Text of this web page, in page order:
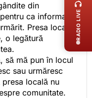
din
ca informația
Presa locală
o legătură
să mă pun în locul
sau urmăresc
locală nu
comunitate.
RADIO LIVE